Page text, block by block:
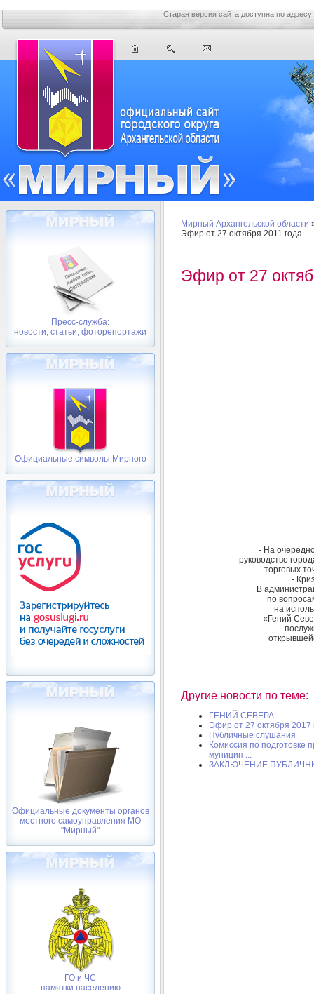
Старая версия сайта доступна по адресу
Пресс-служба:
новости, статьи, фоторепортажи
Официальные символы Мирного
Официальные документы органов
местного самоуправления МО
"Мирный"
ГО и ЧС
памятки населению
Мирный Архангельской области
Эфир от 27 октября 2011 года
Эфир от 27
- На
руководство
торговых
-
В
по
на
- «Гений
Другие новости по теме:
ГЕНИЙ СЕВЕРА
Эфир от 27 октября 2017
Публичные слушания
Комиссия по подготовке
муницип ...
ЗАКЛЮЧЕНИЕ